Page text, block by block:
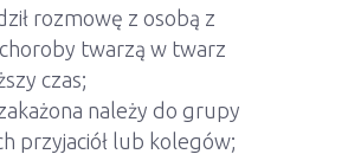
rozmowę z osobą z
twarzą w twarz
czas;
należy do grupy
przyjaciół lub kolegów;